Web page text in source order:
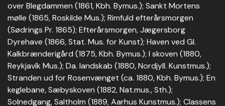
over Blegdammen (1861, Kbh. Bymus.); Sankt Mortens
mølle (1865, Roskilde Mus.); Rimfuld efterårsmorgen
(Sødrings Pr. 1865); Efterårsmorgen, Jægersborg
Dyrehave (1866, Stat. Mus. for Kunst); Haven ved Gl.
Kalkbrænderigård (1875, Kbh. Bymus.); I skoven (1880,
Reykjavík Mus.); Da. landskab (1880, Nordjyll. Kunstmus.);
Stranden ud for Rosenvænget (ca. 1880, Kbh. Bymus.); En
keglebane, Sæbyskoven (1882, Nat.mus., Sth.);
Solnedgang, Saltholm (1889, Aarhus Kunstmus.); Classens